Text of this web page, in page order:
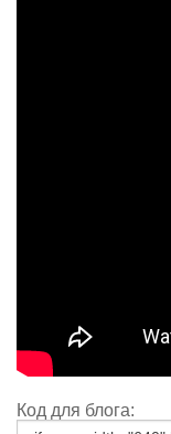
Код для блога: